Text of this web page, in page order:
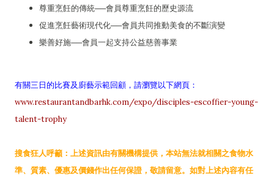
尊重烹飪的傳統──會員尊重烹飪的歷史源流
促進烹飪藝術現代化──會員共同推動美食的不斷演變
樂善好施──會員一起支持公益慈善事業
有關三日的比賽及廚藝示範回顧，請瀏覽以下網頁：
www.restaurantandbarhk.com/expo/disciples-escoffier-young-
talent-trophy
搜食狂人呼籲：上述資訊由有關機構提供，本站無法就相關之食物水
準、質素、優惠及價錢作出任何保證，敬請留意。如對上述內容有任